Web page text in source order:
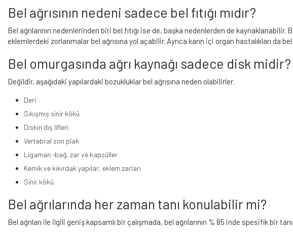
Bel ağrısının nedeni sadece bel fıtığı mıdır?
Bel ağrılarının nedenlerinden biri bel fıtığı ise de, başka nedenlerden de
eklemlerdeki zorlanmalar bel ağrısına yol açabilir. Ayrıca karın içi organ hastalıkları da
Bel omurgasında ağrı kaynağı sadece disk midir?
Değildir, aşağıdaki yapılardaki bozukluklar bel ağrısına neden olabilirler.
Deri
Sıkışmış sinir kökü
Diskin dış lifleri
Vertebral son plak
Ligaman -bağ, zar ve kapsüller
Kemik ve kıkırdak yapılar, eklem zarları
Sinir kökü
Bel ağrılarında her zaman tanı konulabilir mi?
Bel ağrıları ile ilgili geniş kapsamlı bir çalışmada, bel ağrılarının % 85 inde spesifik bir